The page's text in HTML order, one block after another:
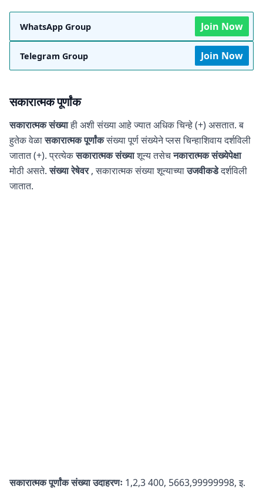
WhatsApp Group Join Now
Telegram Group Join Now
सकारात्मक पूर्णांक
सकारात्मक संख्याही अशी संख्या आहे ज्यात अधिक चिन्हे (+) असतात. ब
हुतेक वेळासकारात्मक पूर्णांकसंख्या पूर्ण संख्येने प्लस चिन्हाशिवाय दर्शविली
जातात (+). प्रत्येकसकारात्मक संख्याशून्य तसेचनकारात्मक संख्येपेक्षा
मोठी असते.संख्या रेषेवर, सकारात्मक संख्या शून्याच्याउजवीकडेदर्शविली
जातात.
सकारात्मक पूर्णांकसंख्या उदाहरणः 1,2,3 400, 5663,99999998, इ.